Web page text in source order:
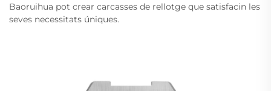
Baoruihua pot crear carcasses de rellotge que satisfacin les
seves necessitats úniques.